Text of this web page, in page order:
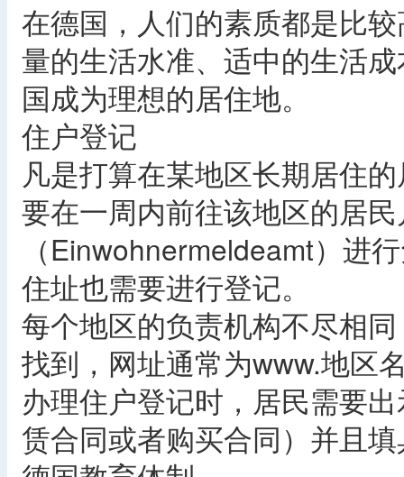
在德国，人们的素质都是比
量的生活水准、适中的生活
国成为理想的居住地。
住户登记
凡是打算在某地区长期居住
要在一周内前往该地区的居
（Einwohnermeldeamt）进
住址也需要进行登记。
每个地区的负责机构不尽相
找到，网址通常为www.地区
办理住户登记时，居民需要
赁合同或者购买合同）并且